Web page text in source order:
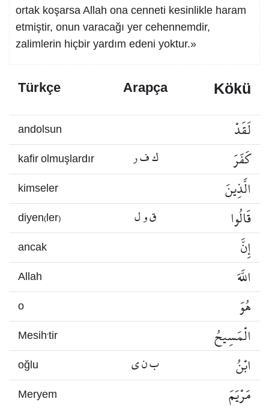
ortak koşarsa Allah ona cenneti kesinlikle haram
etmiştir, onun varacağı yer cehennemdir,
zalimlerin hiçbir yardım edeni yoktur.»
Türkçe Arapça Kökü
andolsun لَقَدْ
kafir olmuşlardır ك ف ر كَفَرَ
kimseler الَّذِينَ
diyen(ler) ق و ل قَالُوا
ancak إِنَّ
Allah اللَّهَ
o هُوَ
Mesih’tir الْمَسِيحُ
oğlu ب ن ي ابْنُ
Meryem مَرْيَمَ